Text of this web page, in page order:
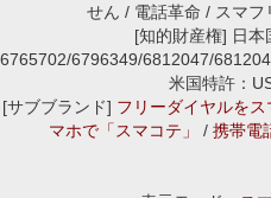
せん / 電話革命 / スマ
[知的財産権] 日
6765702/6796349/6812047/
米国特許：
[サブブランド] フリーダイヤルをス
マホで「スマコテ」
/ 携帯電